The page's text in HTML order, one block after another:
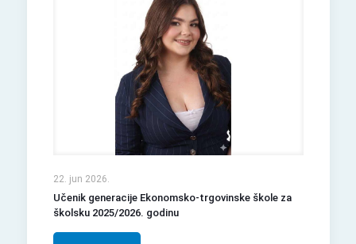
22. jun 2026.
Učenik generacije Ekonomsko-trgovinske škole za
školsku 2025/2026. godinu